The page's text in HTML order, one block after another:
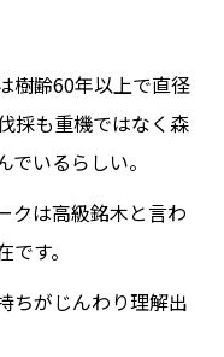
樹齢60年以上で直径
採も重機ではなく森
いるらしい。
クは高級銘木と言わ
す。
ちがじんわり理解出